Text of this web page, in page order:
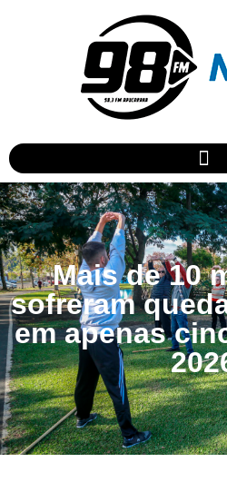
Mais de 10
sofreram
em apenas